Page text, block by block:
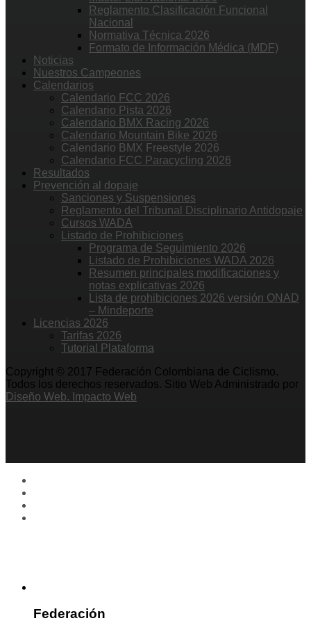
Reglamento Clasificación Funcional
Nacional
Normativa Técnica 2026
Formato de Información Médica (MDF)
Noticias
Nuestros Campeones
Calendarios
Calendario FCC 2026
Calendario Pista 2026
Calendario BMX Racing 2026
Calendario Mountain Bike 2026
Calendario BMX Freestyle 2026
Calendario FCC Paracycling 2026
Resultados
Prevención al dopaje
Sanciones y Suspensiones
Reglamento del Tribunal Disciplinario Antidopaje
Cursos WADA
Listado de Prohibiciones
Programa de Seguimiento 2026
Listado de Prohibiciones WADA 2026
Resumen principales modificaciones y
notas explicativas 2026
Lista de prohibiciones 2026 versión ONAD
– Mindeporte
Licencias 2026
Tarifas 2026
Tutorial Plataforma
Copyright © 2017 Federación Colombiana de Ciclismo.
Todos los derechos reservados. Sitio Web Administrado por
Diseño Web. Impacto Web
Federación